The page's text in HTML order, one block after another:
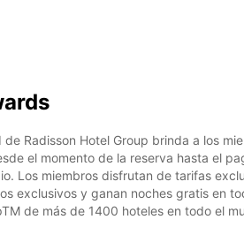
Radisson Hotel Group brinda a los
el momento de la reserva hasta el
Los miembros disfrutan de tarifas
exclusivos y ganan noches gratis en
de más de 1400 hoteles en todo el